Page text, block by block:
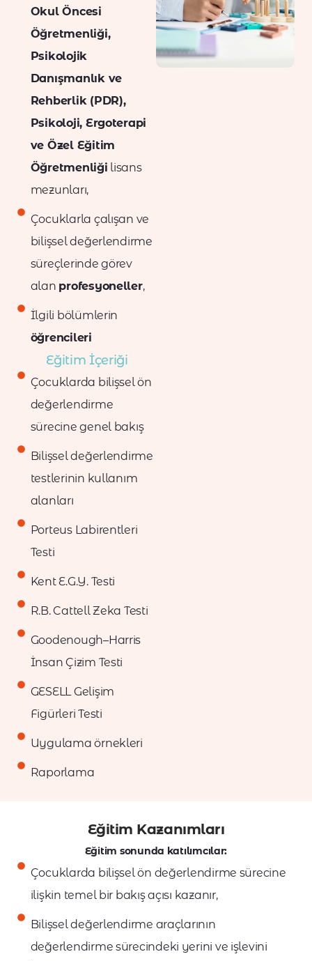
Okul Öncesi
Öğretmenliği,
Psikolojik
Danışmanlık ve
Rehberlik (PDR),
Psikoloji, Ergoterapi
ve Özel Eğitim
Öğretmenliği lisans
mezunları,
Çocuklarla çalışan ve
bilişsel değerlendirme
süreçlerinde görev
alan profesyoneller,
İlgili bölümlerin
öğrencileri
Eğitim İçeriği
Çocuklarda bilişsel ön
değerlendirme
sürecine genel bakış
Bilişsel değerlendirme
testlerinin kullanım
alanları
Porteus Labirentleri
Testi
Kent E.G.Y. Testi
R.B. Cattell Zeka Testi
Goodenough–Harris
İnsan Çizim Testi
GESELL Gelişim
Figürleri Testi
Uygulama örnekleri
Raporlama
Eğitim Kazanımları
Eğitim sonunda katılımcılar:
Çocuklarda bilişsel ön değerlendirme sürecine
ilişkin temel bir bakış açısı kazanır,
Bilişsel değerlendirme araçlarının
değerlendirme sürecindeki yerini ve işlevini